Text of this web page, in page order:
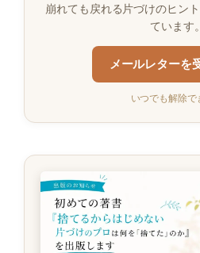
崩れても戻れる片づけのヒン
ています。
メールレターを
いつでも解除で